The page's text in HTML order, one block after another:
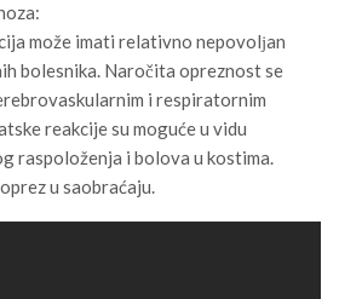
može imati relativno nepovolјan
bolesnika. Naročita opreznost se
i respiratornim
reakcije su moguće u vidu
raspoloženja i bolova u kostima.
u saobraćaju.